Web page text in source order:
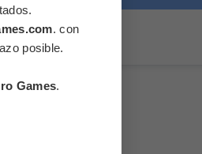
. con
posible.
Games.